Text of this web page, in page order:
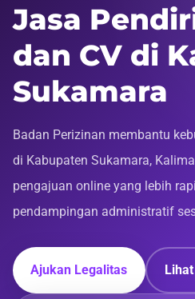
Jasa
dan CV di
Sukamara
Badan Perizinan membantu
di Kabupaten Sukamara,
pengajuan online yang lebih
pendampingan administratif
Ajukan Legalitas